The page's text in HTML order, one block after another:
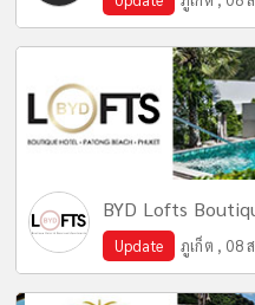
BYD Lofts
Update ภูเก็ต , 08